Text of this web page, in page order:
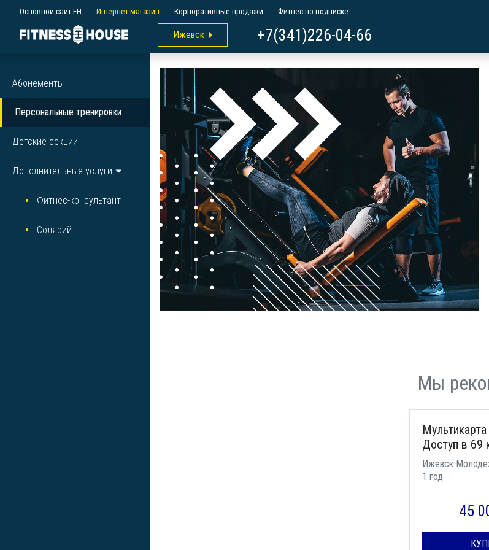
Основной сайт FH Интернет магазин Корпоративные продажи Фитнес по подписке
Ижевск +7(341)226-04-66
Абонементы
Персональные тренировки
Детские секции
Дополнительные услуги
Фитнес-консультант
Солярий
Мы
Доступ в 69
Ижевск
1 год
45